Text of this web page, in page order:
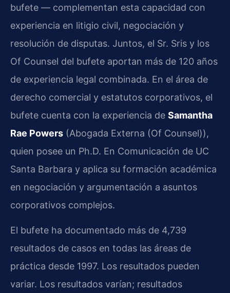
bufete — complementan esta capacidad con
experiencia en litigio civil, negociación y
resolución de disputas. Juntos, el Sr. Sris y los
Of Counsel del bufete aportan más de 120 años
de experiencia legal combinada. En el área de
derecho comercial y estatutos corporativos, el
bufete cuenta con la experiencia de Samantha
Rae Powers (Abogada Externa (Of Counsel)),
quien posee un Ph.D. En Comunicación de UC
Santa Barbara y aplica su formación académica
en negociación y argumentación a asuntos
corporativos complejos.
El bufete ha documentado más de 4,739
resultados de casos en todas las áreas de
práctica desde 1997. Los resultados pueden
variar. Los resultados varían; resultados